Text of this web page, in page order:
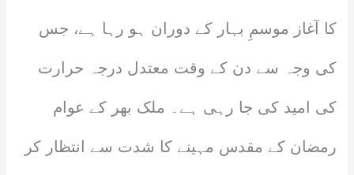
کا آغاز موسمِ بہار کے دوران ہو رہا ہے، جس
کی وجہ سے دن کے وقت معتدل درجہ حرارت
کی امید کی جا رہی ہے۔ ملک بھر کے عوام
رمضان کے مقدس مہینے کا شدت سے انتظار کر